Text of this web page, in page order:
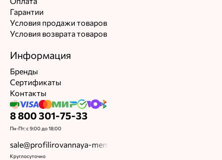
Гарантии
Условия продажи товаров
Условия возврата товаров
Информация
Бренды
Сертификаты
Контакты
8 800 301-75-33
Пн-Пт: с 9:00 до 18:00
sale@profilirovannaya-membrana.ru
Круглосуточно